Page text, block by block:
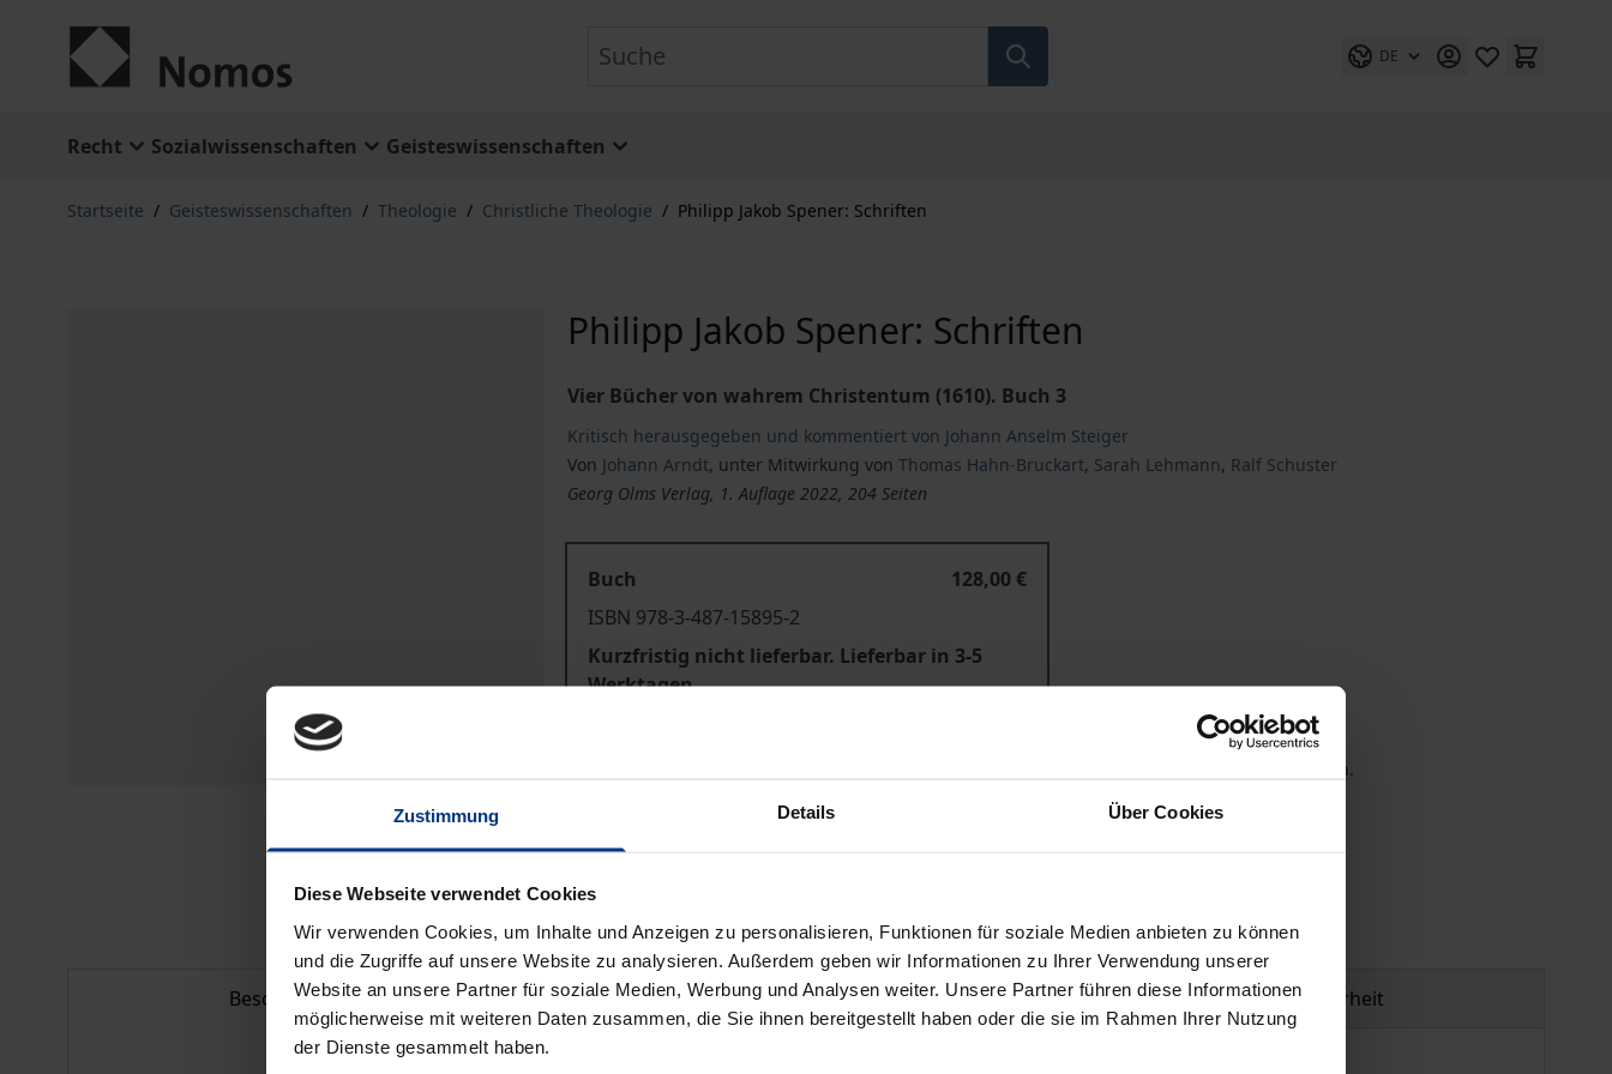
Zustimmung Details Über Cookies
Diese Webseite verwendet Cookies
Wir verwenden Cookies, um Inhalte und Anzeigen zu personalisieren, Funktionen für soziale Medien anbieten zu können
und die Zugriffe auf unsere Website zu analysieren. Außerdem geben wir Informationen zu Ihrer Verwendung unserer
Website an unsere Partner für soziale Medien, Werbung und Analysen weiter. Unsere Partner führen diese Informationen
möglicherweise mit weiteren Daten zusammen, die Sie ihnen bereitgestellt haben oder die sie im Rahmen Ihrer Nutzung
der Dienste gesammelt haben.
DE
Recht Sozialwissenschaften Geisteswissenschaften
Startseite / Geisteswissenschaften / Theologie / Christliche Theologie / Philipp Jakob Spener: Schriften
Philipp Jakob Spener: Schriften
Vier Bücher von wahrem Christentum (1610). Buch 3
Kritisch herausgegeben und kommentiert von Johann Anselm Steiger
Von Johann Arndt, unter Mitwirkung von Thomas Hahn-Bruckart, Sarah Lehmann, Ralf Schuster
Georg Olms Verlag, 1. Auflage 2022, 204 Seiten
Buch
128,00 €
ISBN 978-3-487-15895-2
Kurzfristig nicht lieferbar. Lieferbar in 3-5
Werktagen
Preisangaben inkl. MwSt. Abhängig von der Lieferadresse kann die MwSt. an der Kasse variieren.
Beschreibung Bibliografische Angaben Produktsicherheit